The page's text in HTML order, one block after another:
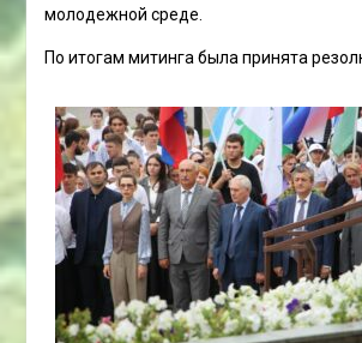
молодежной среде.
По итогам митинга была принята